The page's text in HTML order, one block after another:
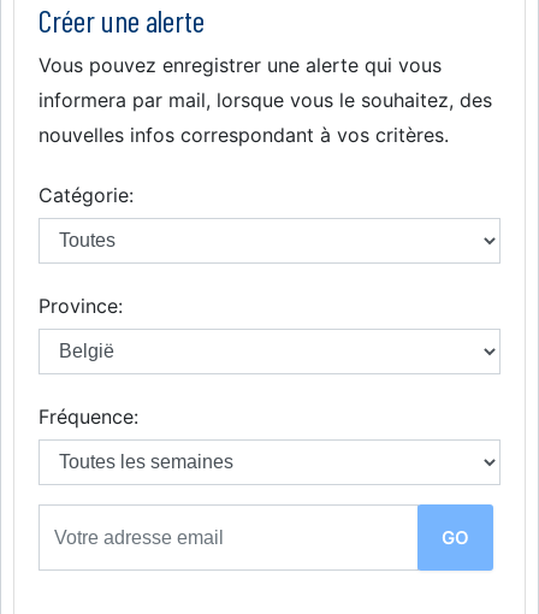
Créer une alerte
Vous pouvez enregistrer une alerte qui vous
informera par mail, lorsque vous le souhaitez, des
nouvelles infos correspondant à vos critères.
Catégorie:
Province:
Fréquence: